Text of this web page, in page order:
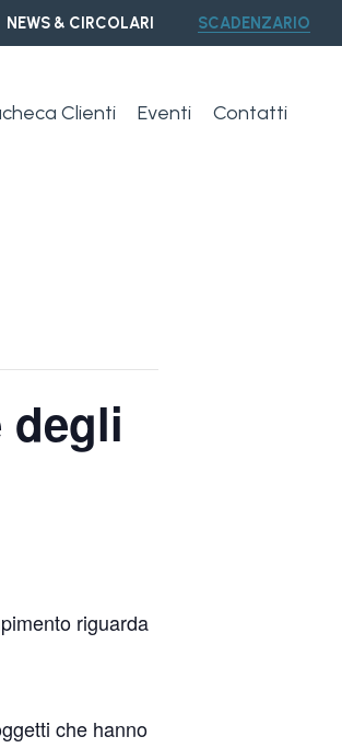
NEWS & CIRCOLARI SCADENZARIO
Clienti Eventi Contatti
degli
riguarda
che hanno